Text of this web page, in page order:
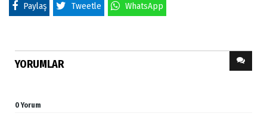
Paylaş Tweetle WhatsApp
YORUMLAR
0 Yorum